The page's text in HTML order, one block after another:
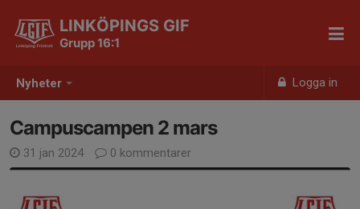
Nyheter Logga in
LINKÖPINGS GIF
Grupp 16:1
Campuscampen 2 mars
31 jan 2024 0 kommentarer